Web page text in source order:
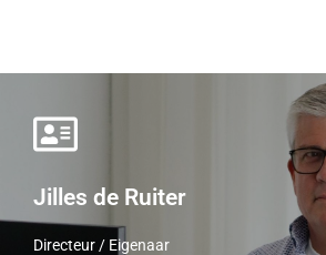
Jilles de Ruiter
Directeur / Eigenaar
Jilles de Ruiter
Directeur / Eigenaar
+31 (0)180 712 713